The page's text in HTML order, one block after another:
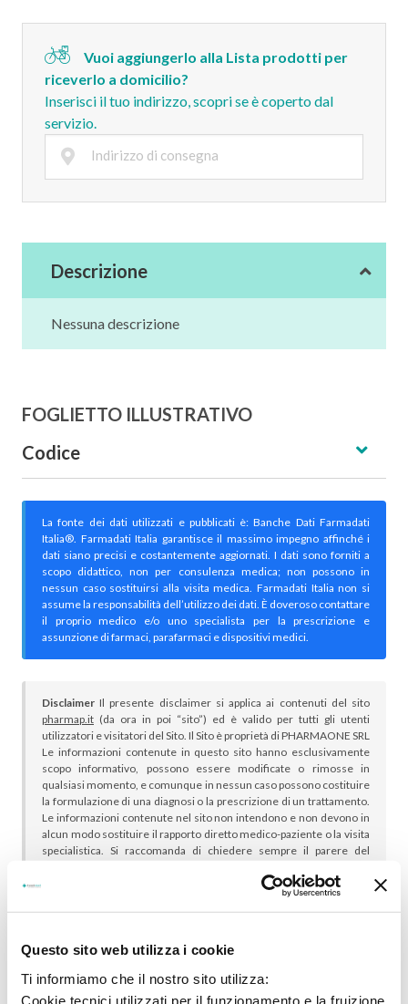
Questo sito web utilizza i cookie
Ti informiamo che il nostro sito utilizza:
Cookie tecnici utilizzati per il funzionamento e la fruizione
Vuoi aggiungerlo alla Lista prodotti per
riceverlo a domicilio?
Inserisci il tuo indirizzo, scopri se è coperto dal
servizio.
Descrizione
Nessuna descrizione
FOGLIETTO ILLUSTRATIVO
Codice
La fonte dei dati utilizzati e pubblicati è: Banche Dati Farmadati
Italia®. Farmadati Italia garantisce il massimo impegno affinché i
dati siano precisi e costantemente aggiornati. I dati sono forniti a
scopo didattico, non per consulenza medica; non possono in
nessun caso sostituirsi alla visita medica. Farmadati Italia non si
assume la responsabilità dell’utilizzo dei dati. È doveroso contattare
il proprio medico e/o uno specialista per la prescrizione e
assunzione di farmaci, parafarmaci e dispositivi medici.
Disclaimer Il presente disclaimer si applica ai contenuti del sito
pharmap.it (da ora in poi “sito”) ed è valido per tutti gli utenti
utilizzatori e visitatori del Sito. Il Sito è proprietà di PHARMAONE SRL
Le informazioni contenute in questo sito hanno esclusivamente
scopo informativo, possono essere modificate o rimosse in
qualsiasi momento, e comunque in nessun caso possono costituire
la formulazione di una diagnosi o la prescrizione di un trattamento.
Le informazioni contenute nel sito non intendono e non devono in
alcun modo sostituire il rapporto diretto medico-paziente o la visita
specialistica. Si raccomanda di chiedere sempre il parere del
indicazione riportata. Se si hanno dubbi o quesiti sull’uso di un
medicinale è necessario consultare il proprio medico.